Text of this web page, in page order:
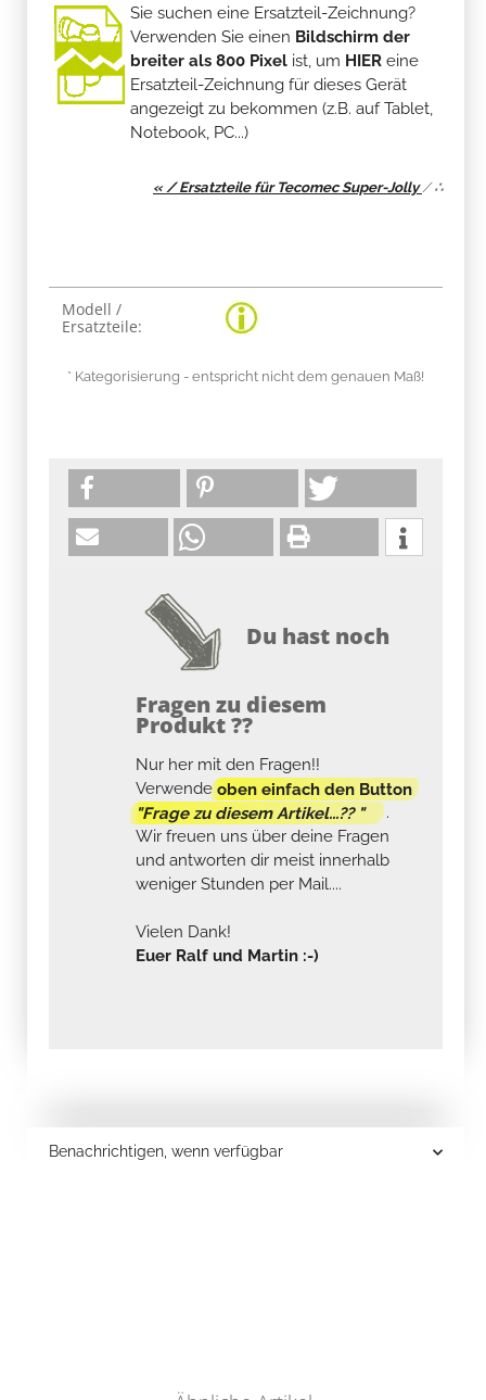
Sie suchen eine Ersatzteil-Zeichnung?
Verwenden Sie einen Bildschirm der
breiter als 800 Pixel ist, um HIER eine
Ersatzteil-Zeichnung für dieses Gerät
angezeigt zu bekommen (z.B. auf Tablet,
Notebook, PC...)
« / Ersatzteile für Tecomec Super-Jolly/∴
Produkteigenschaft
Wert
Modell /
Ersatzteile:
* Kategorisierung - entspricht nicht dem genauen Maß!
Du hast noch
Fragen zu diesem
Produkt ??
Nur her mit den Fragen!!
Verwendeoben einfach den Button
"Frage zu diesem Artikel...?? "
.
Wir freuen uns über deine Fragen
und antworten dir meist innerhalb
weniger Stunden per Mail....
Vielen Dank!
Euer Ralf und Martin :-)
Benachrichtigen, wenn verfügbar